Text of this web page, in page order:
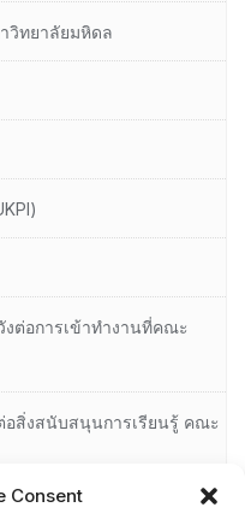
Consent
วิทยาลัยมหิดล
ต่อการเข้าทำงานที่คณะ
อสิ่งสนับสนุนการเรียนรู้ คณะ